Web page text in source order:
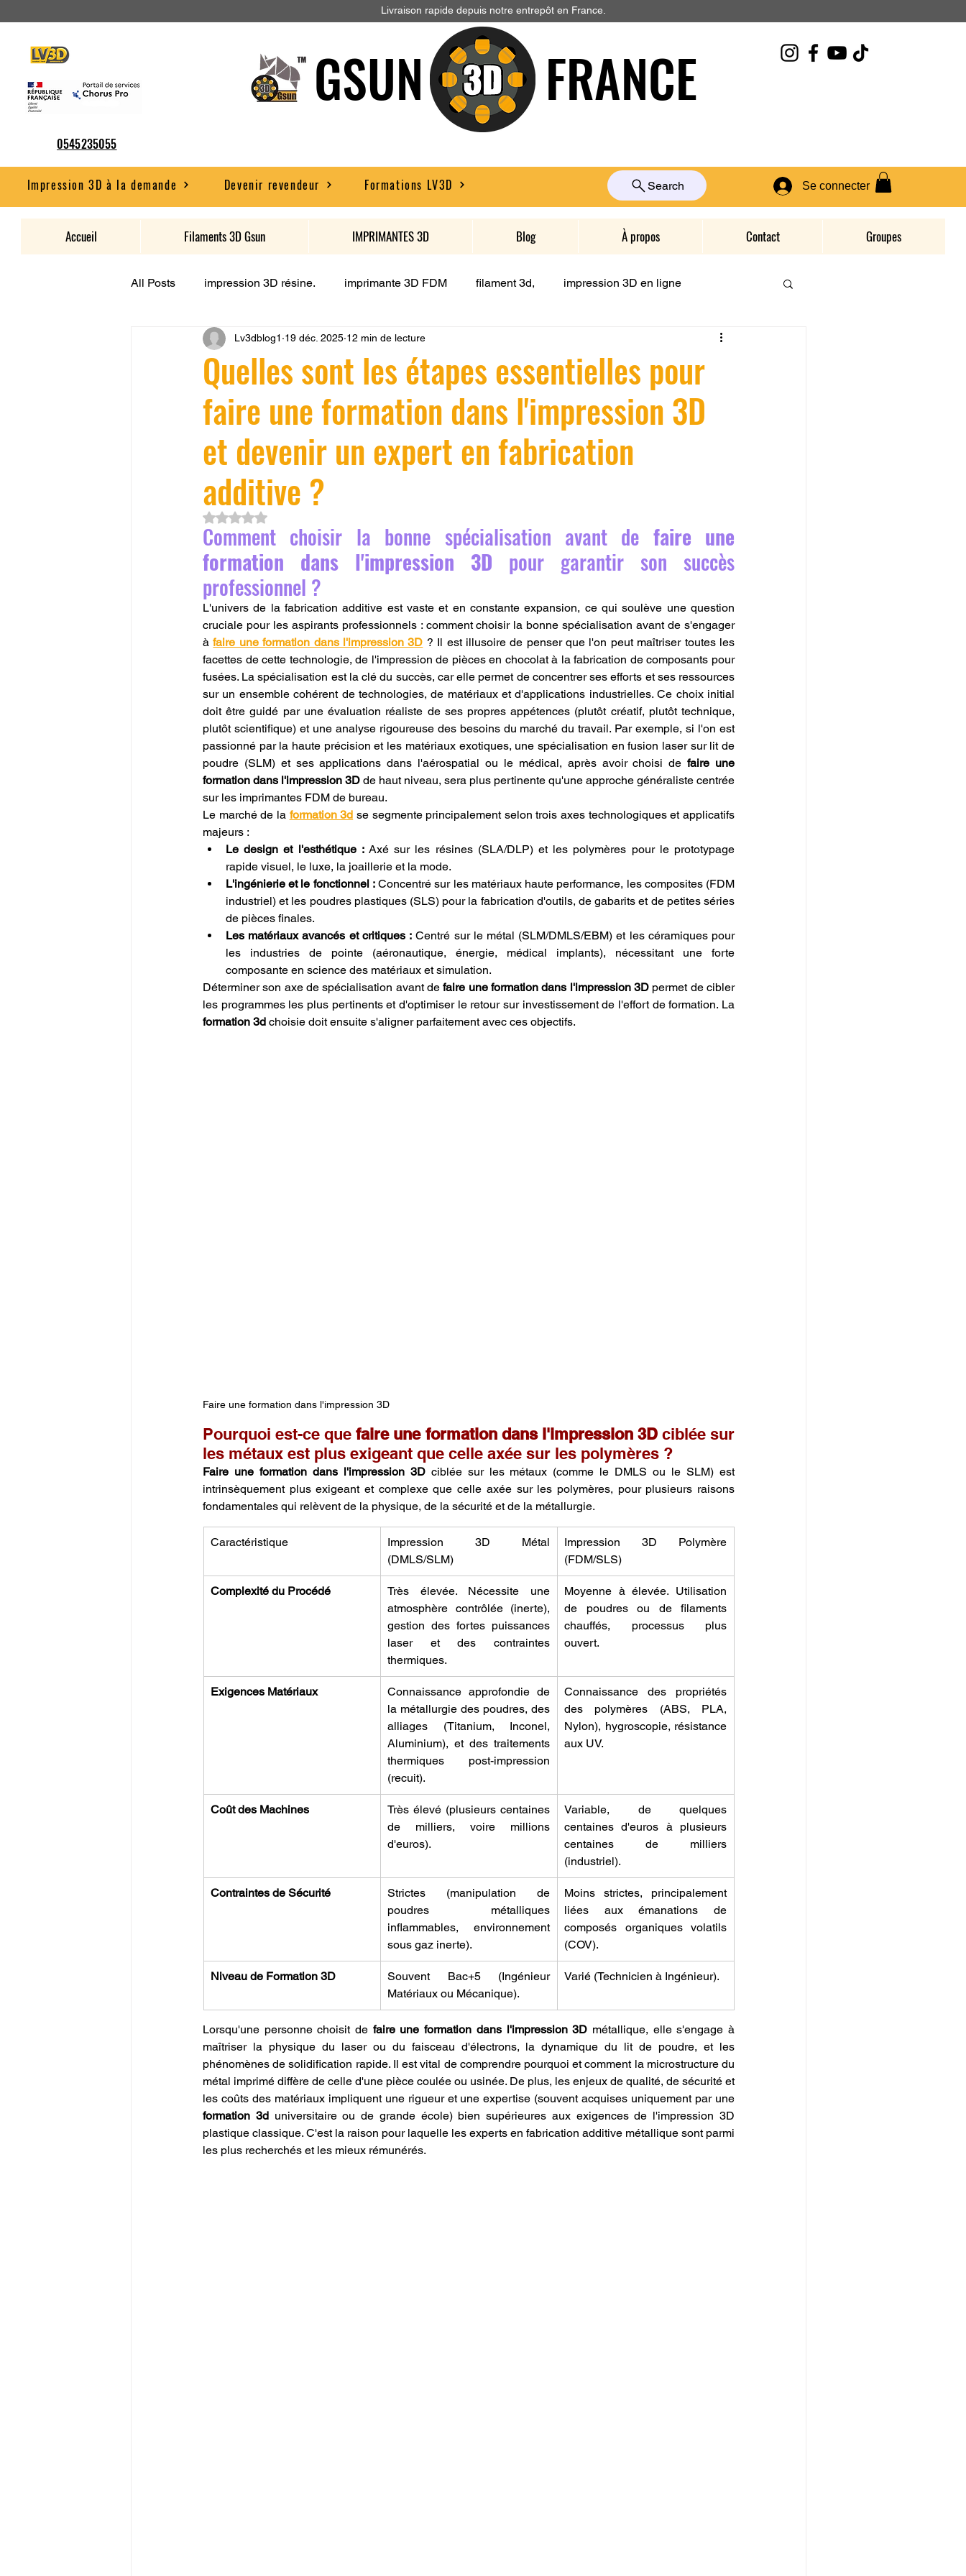
Livraison rapide depuis notre entrepôt en France.
0545235055
GSUN FRANCE
Impression 3D à la demande Devenir revendeur Formations LV3D Se connecter
Search
Accueil Filaments 3D Gsun IMPRIMANTES 3D Blog À propos Contact Groupes
All Posts impression 3D résine. imprimante 3D FDM filament 3d, impression 3D en ligne
CONCESSION LV3D JEU LV3D Formation
SCANNER 3D Formation à l'impression 3D CPF impression 3D à la demande Formation 3D en ligne.
filament 3D Refaire une piece en 3D Filament PETG Filament ABS
Entretien imprimante 3D
Bambu Lab X2D fusion 360 fusion 360 Formation CREALITY PRINT
Quelles sont les étapes essentielles pour
faire une formation dans l'impression 3D
et devenir un expert en fabrication
additive ?
Lv3dblog1 19 déc. 2025 12 min de lecture
Noté NaN étoiles sur 5.
Comment choisir la bonne spécialisation avant de faire une
formation dans l'impression 3D pour garantir son succès
professionnel ?
L'univers de la fabrication additive est vaste et en constante expansion, ce qui soulève une question
cruciale pour les aspirants professionnels : comment choisir la bonne spécialisation avant de s'engager
à faire une formation dans l'impression 3D ? Il est illusoire de penser que l'on peut maîtriser toutes les
facettes de cette technologie, de l'impression de pièces en chocolat à la fabrication de composants pour
fusées. La spécialisation est la clé du succès, car elle permet de concentrer ses efforts et ses ressources
sur un ensemble cohérent de technologies, de matériaux et d'applications industrielles. Ce choix initial
doit être guidé par une évaluation réaliste de ses propres appétences (plutôt créatif, plutôt technique,
plutôt scientifique) et une analyse rigoureuse des besoins du marché du travail. Par exemple, si l'on est
passionné par la haute précision et les matériaux exotiques, une spécialisation en fusion laser sur lit de
poudre (SLM) et ses applications dans l'aérospatial ou le médical, après avoir choisi de faire une
formation dans l'impression 3D de haut niveau, sera plus pertinente qu'une approche généraliste centrée
sur les imprimantes FDM de bureau.
Le marché de la formation 3d se segmente principalement selon trois axes technologiques et applicatifs
majeurs :
Le design et l'esthétique : Axé sur les résines (SLA/DLP) et les polymères pour le prototypage
rapide visuel, le luxe, la joaillerie et la mode.
L'ingénierie et le fonctionnel : Concentré sur les matériaux haute performance, les composites (FDM
industriel) et les poudres plastiques (SLS) pour la fabrication d'outils, de gabarits et de petites séries
de pièces finales.
Les matériaux avancés et critiques : Centré sur le métal (SLM/DMLS/EBM) et les céramiques pour
les industries de pointe (aéronautique, énergie, médical implants), nécessitant une forte
composante en science des matériaux et simulation.
Déterminer son axe de spécialisation avant de faire une formation dans l'impression 3D permet de cibler
formation 3d choisie doit ensuite s'aligner parfaitement avec ces objectifs.
Faire une formation dans l'impression 3D
Pourquoi est-ce que faire une formation dans l'impression 3D ciblée sur
les métaux est plus exigeant que celle axée sur les polymères ?
Faire une formation dans l'impression 3D ciblée sur les métaux (comme le DMLS ou le SLM) est
intrinsèquement plus exigeant et complexe que celle axée sur les polymères, pour plusieurs raisons
fondamentales qui relèvent de la physique, de la sécurité et de la métallurgie.
Caractéristique
Impression 3D Métal
(DMLS/SLM)
Impression 3D Polymère
(FDM/SLS)
Complexité du Procédé
Très élevée. Nécessite une
atmosphère contrôlée (inerte),
gestion des fortes puissances
laser et des contraintes
thermiques.
Moyenne à élevée. Utilisation
de poudres ou de filaments
chauffés, processus plus
ouvert.
Exigences Matériaux
Connaissance approfondie de
la métallurgie des poudres, des
alliages (Titanium, Inconel,
Aluminium), et des traitements
thermiques post-impression
(recuit).
Connaissance des propriétés
des polymères (ABS, PLA,
Nylon), hygroscopie, résistance
aux UV.
Coût des Machines
Très élevé (plusieurs centaines
de milliers, voire millions
d'euros).
Variable, de quelques
centaines d'euros à plusieurs
centaines de milliers
(industriel).
Contraintes de Sécurité
Strictes (manipulation de
poudres métalliques
inflammables, environnement
sous gaz inerte).
Moins strictes, principalement
liées aux émanations de
composés organiques volatils
(COV).
Niveau de Formation 3D
Souvent Bac+5 (Ingénieur
Matériaux ou Mécanique).
Varié (Technicien à Ingénieur).
Lorsqu'une personne choisit de faire une formation dans l'impression 3D métallique, elle s'engage à
maîtriser la physique du laser ou du faisceau d'électrons, la dynamique du lit de poudre, et les
phénomènes de solidification rapide. Il est vital de comprendre pourquoi et comment la microstructure du
métal imprimé diffère de celle d'une pièce coulée ou usinée. De plus, les enjeux de qualité, de sécurité et
formation 3d universitaire ou de grande école) bien supérieures aux exigences de l'impression 3D
plastique classique. C'est la raison pour laquelle les experts en fabrication additive métallique sont parmi
les plus recherchés et les mieux rémunérés.